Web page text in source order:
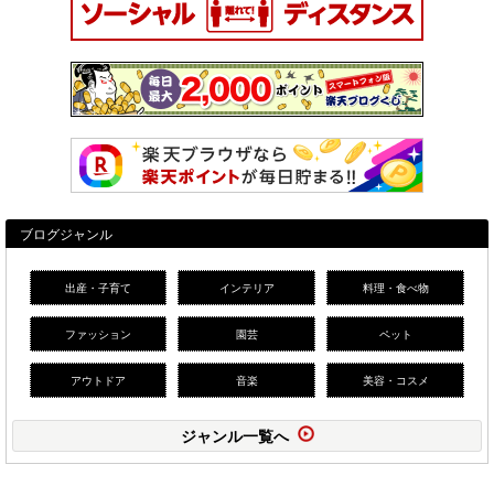
ブログジャンル
出産・子育て インテリア 料理・食べ物
ファッション 園芸 ペット
アウトドア 音楽 美容・コスメ
ジャンル一覧へ